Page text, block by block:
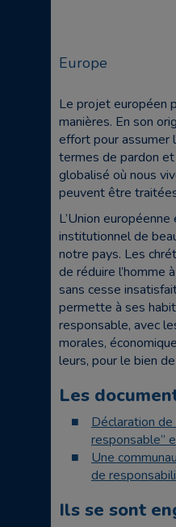
Europe
Le projet européen
manières. En son
effort pour assumer
termes de pardon
globalisé où nous
peuvent être
L’Union
institutionnel de
notre pays. Les
de réduire l’homme
sans cesse
permette à ses
responsable, avec
morales,
leurs, pour le bien
Les
Déclaration de
responsable”
Une
de
Ils se sont